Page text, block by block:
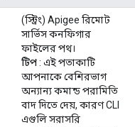
(স্ট্রিং) Apigee রিমোট
সার্ভিস কনফিগার
ফাইলের পথ।
টিপ: এই পতাকাটি
আপনাকে বেশিরভাগ
অন্যান্য কমান্ড পরামিতি
বাদ দিতে দেয়, কারণ CLI
এগুলি সরাসরি